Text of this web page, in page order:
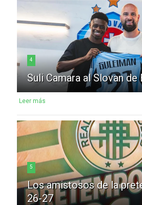
4
Suli Camara al Slovan de
Leer más
5
Los amistosos de la
26-27